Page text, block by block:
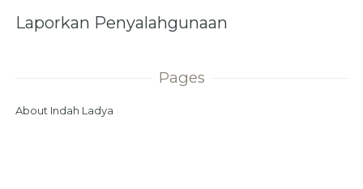
Laporkan Penyalahgunaan
Pages
About Indah Ladya